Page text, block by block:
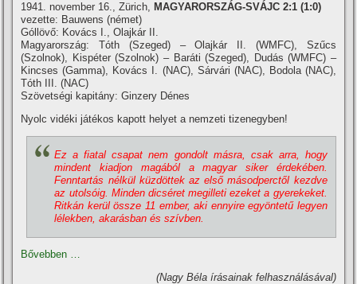
1941. november 16., Zürich, MAGYARORSZÁG-SVÁJC 2:1 (1:0)
vezette: Bauwens (német)
Góllövő: Kovács I., Olajkár II.
Magyarország: Tóth (Szeged) – Olajkár II. (WMFC), Szűcs
(Szolnok), Kispéter (Szolnok) – Baráti (Szeged), Dudás (WMFC) –
Kincses (Gamma), Kovács I. (NAC), Sárvári (NAC), Bodola (NAC),
Tóth III. (NAC)
Szövetségi kapitány: Ginzery Dénes
Nyolc vidéki játékos kapott helyet a nemzeti tizenegyben!
Ez a fiatal csapat nem gondolt másra, csak arra, hogy
mindent kiadjon magából a magyar siker érdekében.
Fenntartás nélkül küzdöttek az első másodperctől kezdve
az utolsóig. Minden dicséret megilleti ezeket a gyerekeket.
Ritkán kerül össze 11 ember, aki ennyire egyöntetű legyen
lélekben, akarásban és szí­vben.
Bővebben …
(Nagy Béla í­rásainak felhasználásával)